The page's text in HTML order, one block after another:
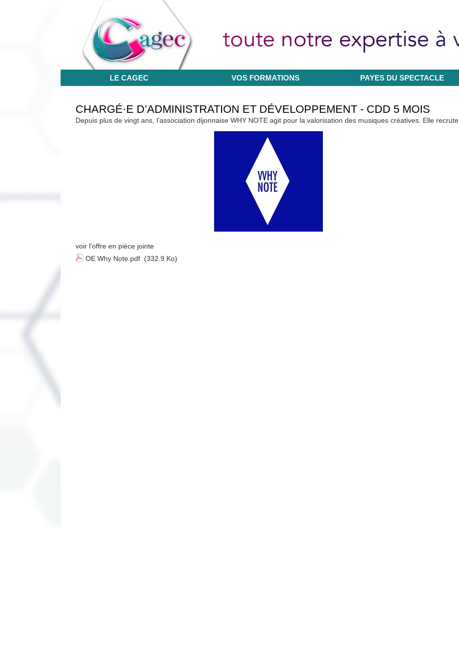
LE CAGEC VOS FORMATIONS PAYES DU SPECTACLE
CHARGÉ·E D’ADMINISTRATION ET DÉVELOPPEMENT - CDD 5 MOIS
Depuis plus de vingt ans, l’association dijonnaise WHY NOTE agit pour la valorisation des musiques créatives. Elle recrute
voir l'offre en pièce jointe
OE Why Note.pdf (332.9 Ko)